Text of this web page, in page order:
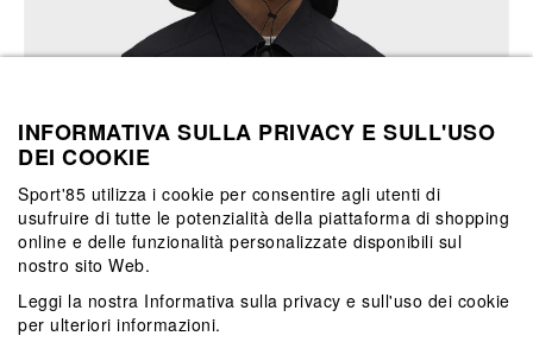
INFORMATIVA SULLA PRIVACY E SULL'USO
DEI COOKIE
Sport'85 utilizza i cookie per consentire agli utenti di
usufruire di tutte le potenzialità della piattaforma di shopping
online e delle funzionalità personalizzate disponibili sul
nostro sito Web.
Leggi la nostra Informativa sulla privacy e sull'uso dei cookie
per ulteriori informazioni.